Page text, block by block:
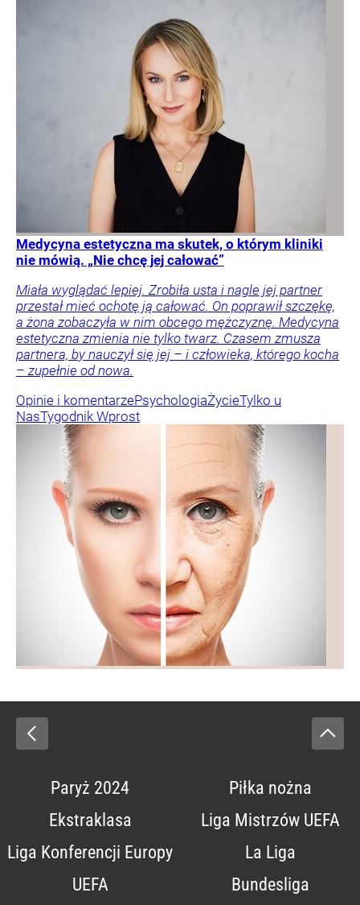
Medycyna estetyczna ma skutek, o którym kliniki
nie mówią. „Nie chcę jej całować”
Miała wyglądać lepiej. Zrobiła usta i nagle jej partner
przestał mieć ochotę ją całować. On poprawił szczękę,
a żona zobaczyła w nim obcego mężczyznę. Medycyna
estetyczna zmienia nie tylko twarz. Czasem zmusza
partnera, by nauczył się jej – i człowieka, którego kocha
– zupełnie od nowa.
Opinie i komentarzePsychologiaŻycieTylko u
NasTygodnik Wprost
Paryż 2024
Piłka nożna
Ekstraklasa
Liga Mistrzów UEFA
Liga Konferencji Europy
UEFA
La Liga
Bundesliga